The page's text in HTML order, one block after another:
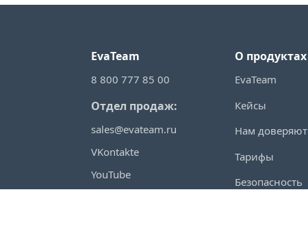
EvaTeam
8 800 777 85 00
Отдел продаж:
sales@evateam.ru
VKontakte
YouTube
О продуктах
EvaTeam
Кейсы
Нам доверяют
Тарифы
Безопасность